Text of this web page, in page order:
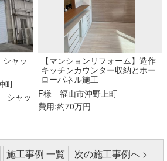
ャッ
町
シャッ
【マンションリフォーム】造作
キッチンカウンター収納とホー
ローパネル施工
F様福山市沖野上町
費用:約70万円
施工事例 一覧 次の施工事例へ >